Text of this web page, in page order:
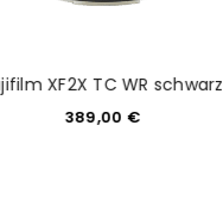
XF2X TC WR schwarz
389,00 €